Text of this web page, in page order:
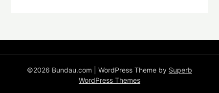
©2026 Bundau.com | WordPress Theme by Superb
WordPress Themes